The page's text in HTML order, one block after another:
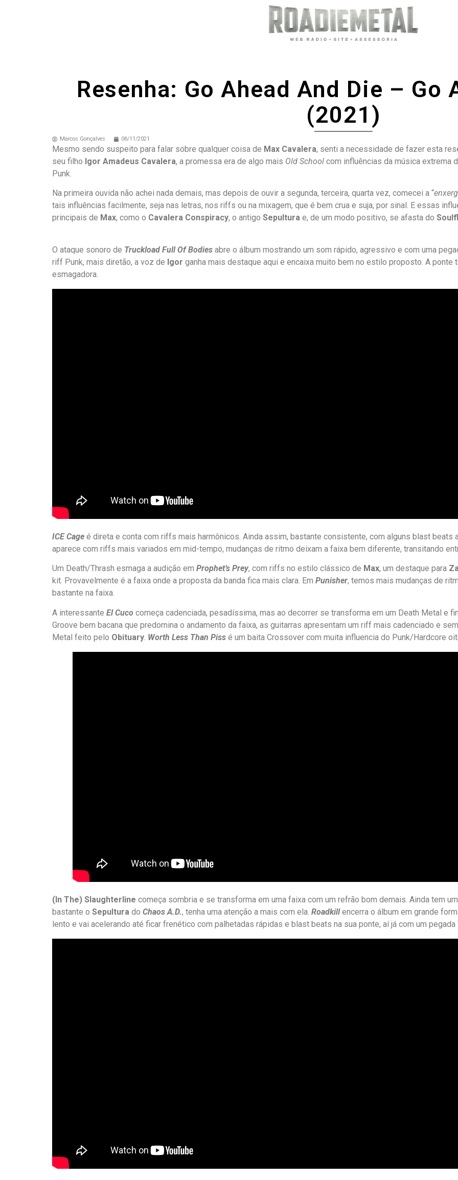
Resenha: Go Ahead And Die – Go
(2021)
Marcos Gonçalves 06/11/2021
Mesmo sendo suspeito para falar sobre qualquer coisa de Max Cavalera, senti a necessidade de fazer esta
seu filho Igor Amadeus Cavalera, a promessa era de algo mais Old School com influências da música extrema
Punk.
Na primeira ouvida não achei nada demais, mas depois de ouvir a segunda, terceira, quarta vez, comecei a “
tais influências facilmente, seja nas letras, nos riffs ou na mixagem, que é bem crua e suja, por sinal. E essas
principais de Max, como o Cavalera Conspiracy, o antigo Sepultura e, de um modo positivo, se afasta do
O ataque sonoro de Truckload Full Of Bodies abre o álbum mostrando um som rápido, agressivo e com uma
riff Punk, mais diretão, a voz de Igor ganha mais destaque aqui e encaixa muito bem no estilo proposto. A
esmagadora.
ICE Cage é direta e conta com riffs mais harmônicos. Ainda assim, bastante consistente, com alguns blast beats
aparece com riffs mais variados em mid-tempo, mudanças de ritmo deixam a faixa bem diferente, transitando
Um Death/Thrash esmaga a audição em Prophet’s Prey, com riffs no estilo clássico de Max, um destaque para
kit. Provavelmente é a faixa onde a proposta da banda fica mais clara. Em Punisher, temos mais mudanças de
bastante na faixa.
A interessante El Cuco começa cadenciada, pesadíssima, mas ao decorrer se transforma em um Death Metal e
Groove bem bacana que predomina o andamento da faixa, as guitarras apresentam um riff mais cadenciado e
Metal feito pelo Obituary Worth Less Than Piss é um baita Crossover com muita influencia do Punk/Hardcore
(In The) Slaughterline começa sombria e se transforma em uma faixa com um refrão bom demais. Ainda tem
bastante o Sepultura do Chaos A.D., tenha uma atenção a mais com ela. Roadkillencerra o álbum em grande
lento e vai acelerando até ficar frenético com palhetadas rápidas e blast beats na sua ponte, aí já com um pegada